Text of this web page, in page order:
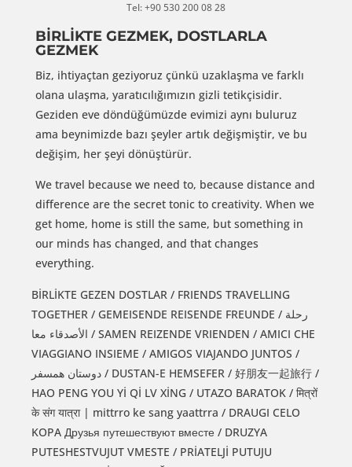
Tel: +90 530 200 08 28
BİRLİKTE GEZMEK, DOSTLARLA
GEZMEK
Biz, ihtiyaçtan geziyoruz çünkü uzaklaşma ve farklı
olana ulaşma, yaratıcılığımızın gizli tetikçisidir.
Geziden eve döndüğümüzde evimizi aynı buluruz
ama beynimizde bazı şeyler artık değişmiştir, ve bu
değişim, her şeyi dönüştürür.
We travel because we need to, because distance and
difference are the secret tonic to creativity. When we
get home, home is still the same, but something in
our minds has changed, and that changes
everything.
BİRLİKTE GEZEN DOSTLAR / FRIENDS TRAVELLING
TOGETHER / GEMEISENDE REISENDE FREUNDE / رحلة
الأصدقاء معا / SAMEN REIZENDE VRIENDEN / AMICI CHE
VIAGGIANO INSIEME / AMIGOS VIAJANDO JUNTOS /
دوستان همسفر / DUSTAN-E HEMSEFER / 好朋友一起旅行 /
HAO PENG YOU Yİ Qİ LV XİNG / UTAZO BARATOK / मित्रों
के संग यात्रा | mittrro ke sang yaattrra / DRAUGI CELO
KOPA Друзья путешествуют вместе / DRUZYA
PUTESHESTVUJUT VMESTE / PRİATELJİ PUTUJU